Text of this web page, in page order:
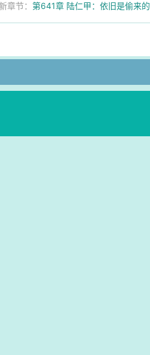
章节：第641章 陆仁甲：依旧是偷来的